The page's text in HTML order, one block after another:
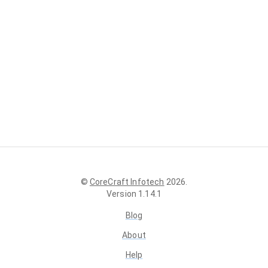
© CoreCraft Infotech 2026
Version 1.14.1
Blog
About
Help